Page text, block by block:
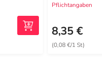
Pflichtangaben
8,35 €
(0,08 €/1 St)